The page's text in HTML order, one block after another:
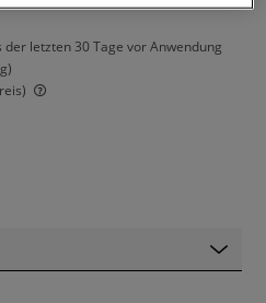
letzten 30 Tage vor Anwendung